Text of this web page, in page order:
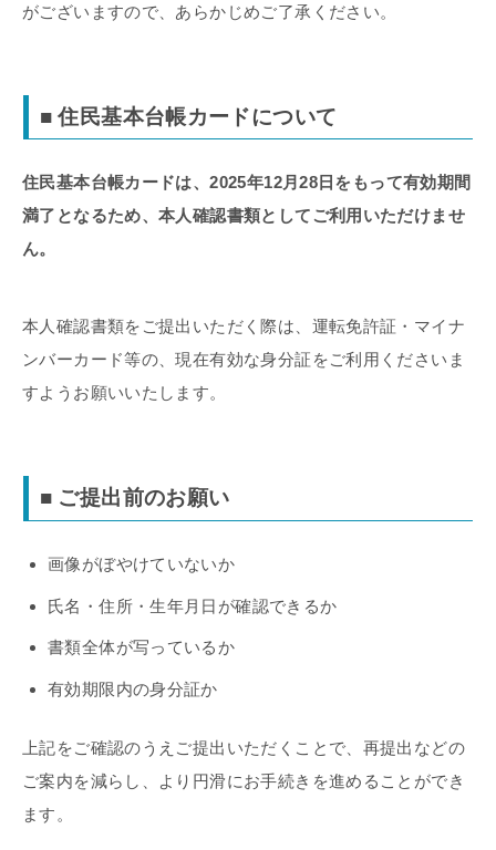
がございますので、あらかじめご了承ください。
■ 住民基本台帳カードについて
住民基本台帳カードは、2025年12月28日をもって有効期間
満了となるため、本人確認書類としてご利用いただけませ
ん。
本人確認書類をご提出いただく際は、運転免許証・マイナ
ンバーカード等の、現在有効な身分証をご利用くださいま
すようお願いいたします。
■ ご提出前のお願い
画像がぼやけていないか
氏名・住所・生年月日が確認できるか
書類全体が写っているか
有効期限内の身分証か
上記をご確認のうえご提出いただくことで、再提出などの
ご案内を減らし、より円滑にお手続きを進めることができ
ます。